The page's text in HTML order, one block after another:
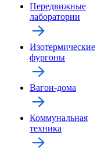
Передвижные
лаборатории
Изотермические
фургоны
Вагон-дома
Коммунальная
техника